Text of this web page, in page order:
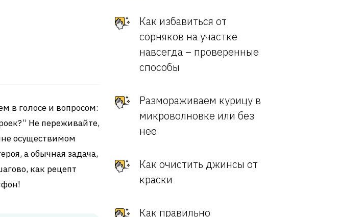
в голосе и вопросом:
Не переживайте,
осуществимом
а обычная задача,
как рецепт
Как избавиться от
сорняков на участке
навсегда – проверенные
способы
Размораживаем курицу в
микроволновке или без
нее
Как очистить джинсы от
краски
Как правильно